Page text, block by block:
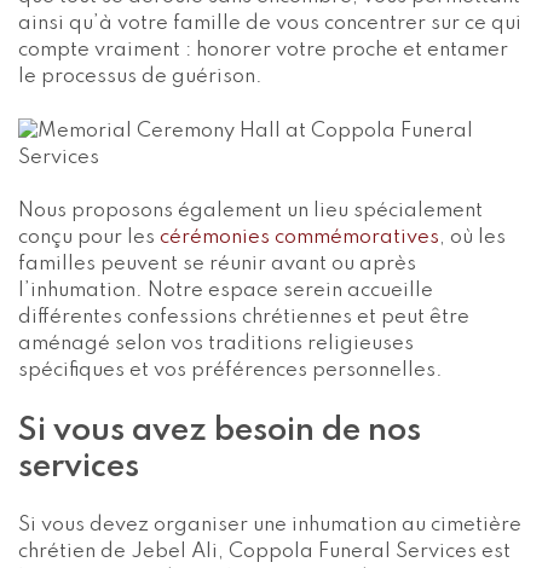
ainsi qu’à votre famille de vous concentrer sur ce qui
compte vraiment : honorer votre proche et entamer
le processus de guérison.
Nous proposons également un lieu spécialement
conçu pour les cérémonies commémoratives, où les
familles peuvent se réunir avant ou après
l’inhumation. Notre espace serein accueille
différentes confessions chrétiennes et peut être
aménagé selon vos traditions religieuses
spécifiques et vos préférences personnelles.
Si vous avez besoin de nos
services
Si vous devez organiser une inhumation au cimetière
chrétien de Jebel Ali, Coppola Funeral Services est